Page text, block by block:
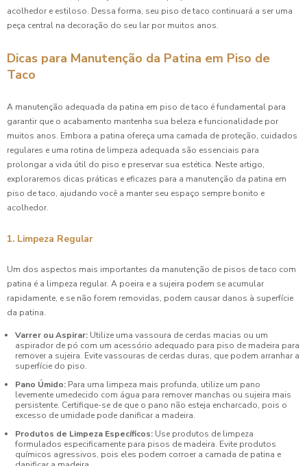
acolhedor e estiloso. Dessa forma, seu piso de taco continuará a ser uma
peça central na decoração do seu lar por muitos anos.
Dicas para Manutenção da Patina em Piso de
Taco
A manutenção adequada da patina em piso de taco é fundamental para
garantir que o acabamento mantenha sua beleza e funcionalidade por
muitos anos. Embora a patina ofereça uma camada de proteção, cuidados
regulares e uma rotina de limpeza adequada são essenciais para
prolongar a vida útil do piso e preservar sua estética. Neste artigo,
exploraremos dicas práticas e eficazes para a manutenção da patina em
piso de taco, ajudando você a manter seu espaço sempre bonito e
acolhedor.
1. Limpeza Regular
Um dos aspectos mais importantes da manutenção de pisos de taco com
patina é a limpeza regular. A poeira e a sujeira podem se acumular
rapidamente, e se não forem removidas, podem causar danos à superfície
da patina.
Varrer ou Aspirar: Utilize uma vassoura de cerdas macias ou um
aspirador de pó com um acessório adequado para piso de madeira para
remover a sujeira. Evite vassouras de cerdas duras, que podem arranhar a
superfície do piso.
Pano Úmido: Para uma limpeza mais profunda, utilize um pano
levemente umedecido com água para remover manchas ou sujeira mais
persistente. Certifique-se de que o pano não esteja encharcado, pois o
excesso de umidade pode danificar a madeira.
Produtos de Limpeza Específicos: Use produtos de limpeza
formulados especificamente para pisos de madeira. Evite produtos
químicos agressivos, pois eles podem corroer a camada de patina e